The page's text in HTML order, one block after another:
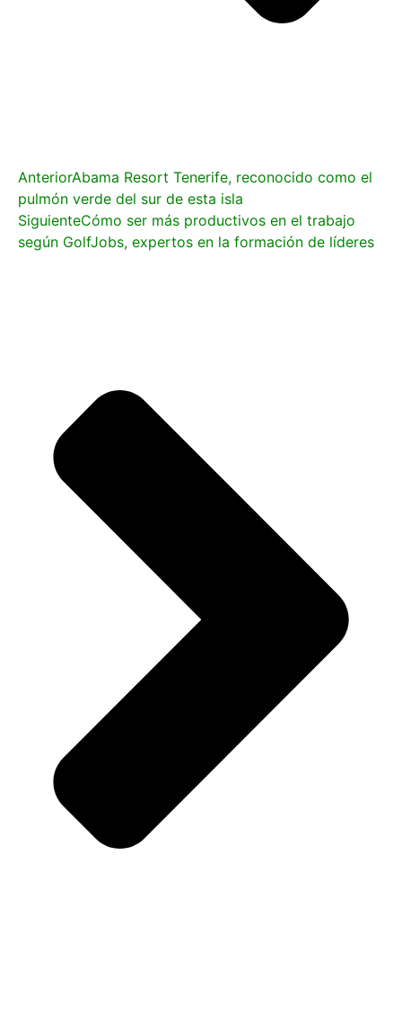
AnteriorAbama Resort Tenerife, reconocido como el
pulmón verde del sur de esta isla
SiguienteCómo ser más productivos en el trabajo
según GolfJobs, expertos en la formación de líderes